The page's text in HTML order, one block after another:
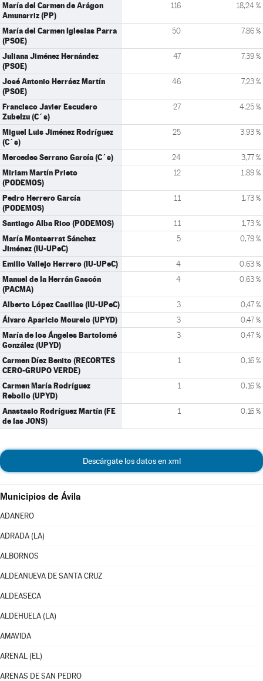
María del Carmen de Arágon
Amunarriz (PP)
116 18,24 %
María del Carmen Iglesias Parra
(PSOE)
50 7,86 %
Juliana Jiménez Hernández
(PSOE)
47 7,39 %
José Antonio Herráez Martín
(PSOE)
46 7,23 %
Francisco Javier Escudero
Zubelzu (C´s)
27 4,25 %
Miguel Luis Jiménez Rodríguez
(C´s)
25 3,93 %
Mercedes Serrano García (C´s) 24 3,77 %
Miriam Martín Prieto
(PODEMOS)
12 1,89 %
Pedro Herrero García
(PODEMOS)
11 1,73 %
Santiago Alba Rico (PODEMOS) 11 1,73 %
María Montserrat Sánchez
Jiménez (IU-UPeC)
5 0,79 %
Emilio Vallejo Herrero (IU-UPeC) 4 0,63 %
Manuel de la Herrán Gascón
(PACMA)
4 0,63 %
Alberto López Casillas (IU-UPeC) 3 0,47 %
Álvaro Aparicio Mourelo (UPYD) 3 0,47 %
María de los Ángeles Bartolomé
González (UPYD)
3 0,47 %
Carmen Díez Benito (RECORTES
CERO-GRUPO VERDE)
1 0,16 %
Carmen María Rodríguez
Rebollo (UPYD)
1 0,16 %
Anastasio Rodríguez Martín (FE
de las JONS)
1 0,16 %
Descárgate los datos en xml
Municipios de Ávila
ADANERO
ADRADA (LA)
ALBORNOS
ALDEANUEVA DE SANTA CRUZ
ALDEASECA
ALDEHUELA (LA)
AMAVIDA
ARENAL (EL)
ARENAS DE SAN PEDRO